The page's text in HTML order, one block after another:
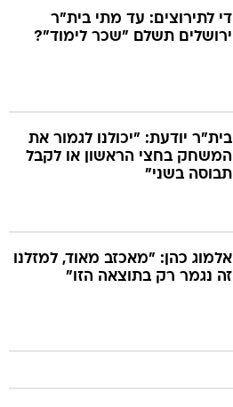
די לתירוצים: עד מתי בית"ר
ירושלים תשלם "שכר לימוד"?
בית"ר יודעת: "יכולנו לגמור את
המשחק בחצי הראשון או לקבל
תבוסה בשני"
אלמוג כהן: "מאכזב מאוד, למזלנו
זה נגמר רק בתוצאה הזו"